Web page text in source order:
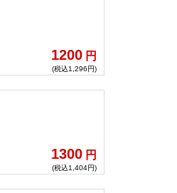
1200 円
(税込1,296円)
1300 円
(税込1,404円)